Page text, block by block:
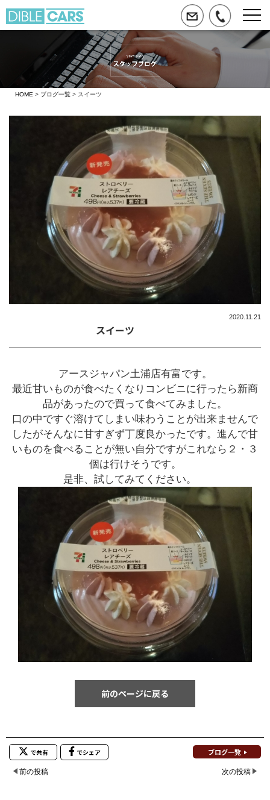
HOME > ブログ一覧 > スイーツ
スイーツ
2020.11.21
アースジャパン土浦店有富です。
最近甘いものが食べたくなりコンビニに行ったら新商
品があったので買って食べてみました。
口の中ですぐ溶けてしまい味わうことが出来ませんで
したがそんなに甘すぎず丁度良かったです。進んで甘
いものを食べることが無い自分ですがこれなら２・３
個は行けそうです。
是非、試してみてください。
前のページに戻る
で共有 でシェア ブログ一覧
前の投稿 次の投稿